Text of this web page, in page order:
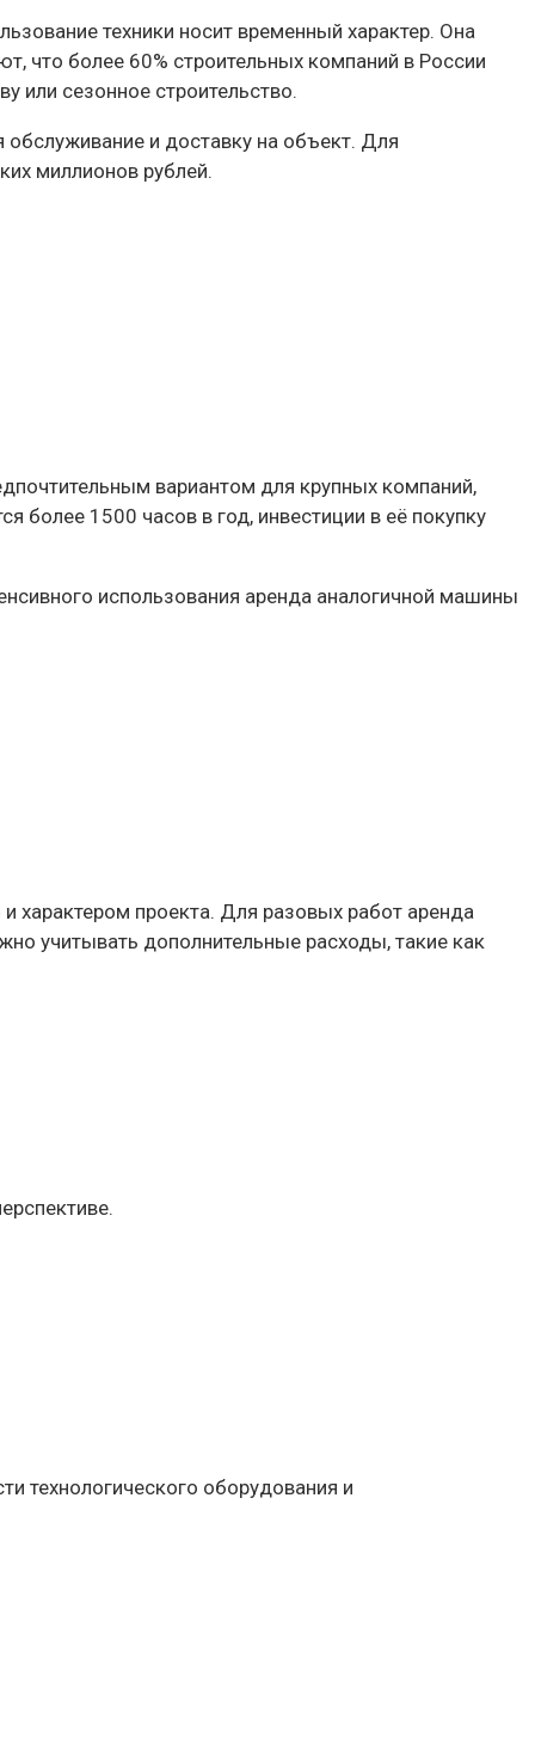
техники носит временный характер. Она
что более 60% строительных компаний в России
или сезонное строительство.
обслуживание и доставку на объект. Для
миллионов рублей.
вариантом для крупных компаний,
более 1500 часов в год, инвестиции в её покупку
использования аренда аналогичной машины
характером проекта. Для разовых работ аренда
учитывать дополнительные расходы, такие как
технологического оборудования и